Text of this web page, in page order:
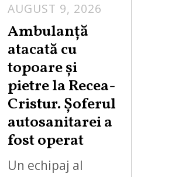
AUGUST 9, 2026
Ambulanță
atacată cu
topoare și
pietre la Recea-
Cristur. Șoferul
autosanitarei a
fost operat
Un echipaj al